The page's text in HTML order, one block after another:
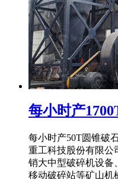
每小时产
每小时产50T圆锥破
重工科技股份有限公
销大中型破碎机设备
移动破碎站等矿山机